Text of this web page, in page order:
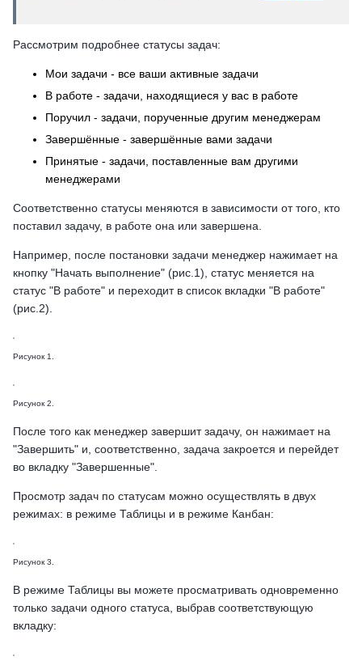
Рассмотрим подробнее статусы задач:
Мои задачи - все ваши активные задачи
В работе - задачи, находящиеся у вас в работе
Поручил - задачи, порученные другим менеджерам
Завершённые - завершённые вами задачи
Принятые - задачи, поставленные вам другими
менеджерами
Соответственно статусы меняются в зависимости от того, кто
поставил задачу, в работе она или завершена.
Например, после постановки задачи менеджер нажимает на
кнопку "Начать выполнение" (рис.1), статус меняется на
статус "В работе" и переходит в список вкладки "В работе"
(рис.2).
Рисунок 1.
Рисунок 2.
После того как менеджер завершит задачу, он нажимает на
"Завершить" и, соответственно, задача закроется и перейдет
во вкладку "Завершенные".
Просмотр задач по статусам можно осуществлять в двух
режимах: в режиме Таблицы и в режиме Канбан:
Рисунок 3.
В режиме Таблицы вы можете просматривать одновременно
только задачи одного статуса, выбрав соответствующую
вкладку: